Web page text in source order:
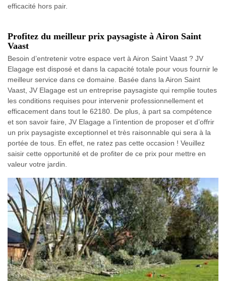
efficacité hors pair.
Profitez du meilleur prix paysagiste à Airon Saint
Vaast
Besoin d’entretenir votre espace vert à Airon Saint Vaast ? JV
Elagage est disposé et dans la capacité totale pour vous fournir le
meilleur service dans ce domaine. Basée dans la Airon Saint
Vaast, JV Elagage est un entreprise paysagiste qui remplie toutes
les conditions requises pour intervenir professionnellement et
efficacement dans tout le 62180. De plus, à part sa compétence
et son savoir faire, JV Elagage a l’intention de proposer et d’offrir
un prix paysagiste exceptionnel et très raisonnable qui sera à la
portée de tous. En effet, ne ratez pas cette occasion ! Veuillez
saisir cette opportunité et de profiter de ce prix pour mettre en
valeur votre jardin.